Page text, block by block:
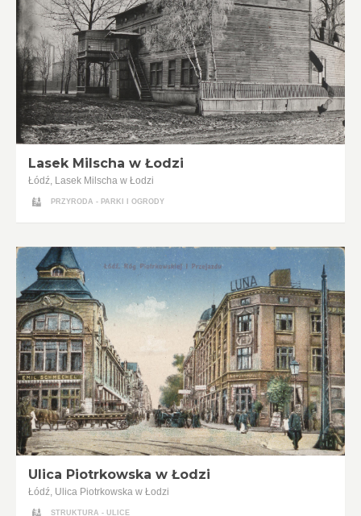
Lasek Milscha w Łodzi
Łódź, Lasek Milscha w Łodzi
PRZYRODA - PARKI I OGRODY
Ulica Piotrkowska w Łodzi
Łódź, Ulica Piotrkowska w Łodzi
STRUKTURA - ULICE